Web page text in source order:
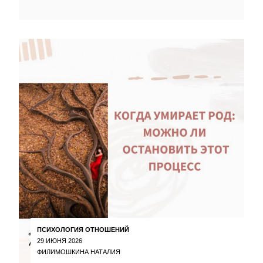
ПСИХОЛОГИЯ ОТНОШЕНИЙ
29 ИЮНЯ 2026
ФИЛИМОШКИНА НАТАЛИЯ